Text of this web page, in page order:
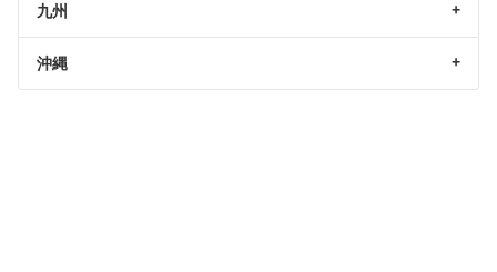
九州
沖縄